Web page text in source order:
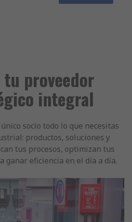
tu proveedor
integral
socio todo lo que necesitas
productos, soluciones y
tus procesos, optimizan tus
ganar eficiencia en el día a día.